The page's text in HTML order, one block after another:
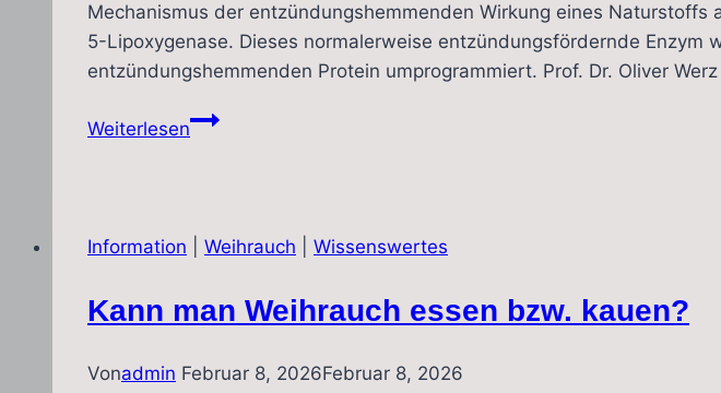
Mechanismus der entzündungshemmenden Wirkung eines
5-Lipoxygenase. Dieses normalerweise entzündungsfördernde
entzündungshemmenden Protein umprogrammiert. Prof. Dr. Oliver
WeiterlesenWeihrauch
Information
Weihrauch Wissenswertes
Kann man Weihrauch essen bzw. kauen?
Vonadmin Februar 8, 2026Februar 8, 2026